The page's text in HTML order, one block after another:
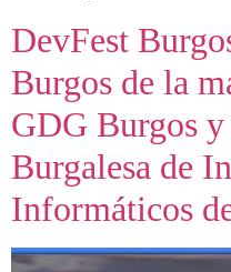
DevFest
Burgos de la
GDG Burgos
Burgalesa de
Informáticos